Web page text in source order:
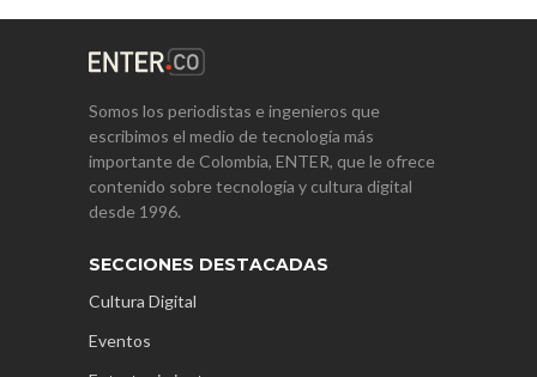
Somos los periodistas e ingenieros que
escribimos el medio de tecnología más
importante de Colombia, ENTER, que le ofrece
contenido sobre tecnología y cultura digital
desde 1996.
SECCIONES DESTACADAS
Cultura Digital
Eventos